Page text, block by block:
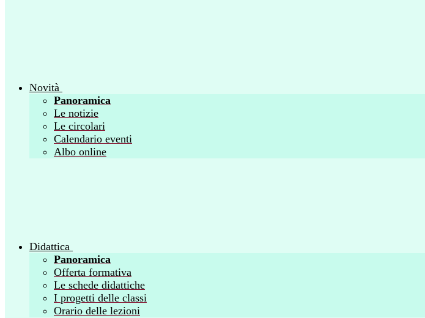
Novità
Panoramica
Le notizie
Le circolari
Calendario eventi
Albo online
Didattica
Panoramica
Offerta formativa
Le schede didattiche
I progetti delle classi
Orario delle lezioni